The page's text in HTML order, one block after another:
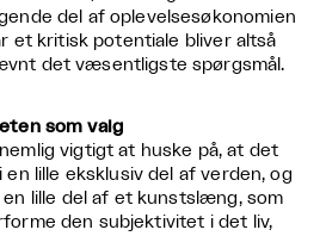
del af oplevelsesøkonomien
et kritisk potentiale bliver altså
det væsentligste spørgsmål.
som valg
vigtigt at huske på, at det
en lille eksklusiv del af verden, og
lille del af et kunstslæng, som
den subjektivitet i det liv,